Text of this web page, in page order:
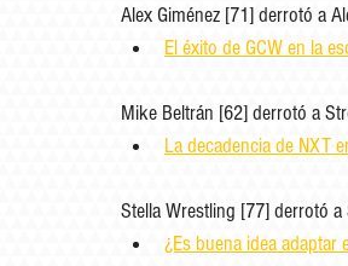
Alex Giménez [71] derrotó a
El éxito de GCW en la
Mike Beltrán [62] derrotó a
La decadencia de NXT
Stella Wrestling [77] derrotó
¿Es buena idea adaptar